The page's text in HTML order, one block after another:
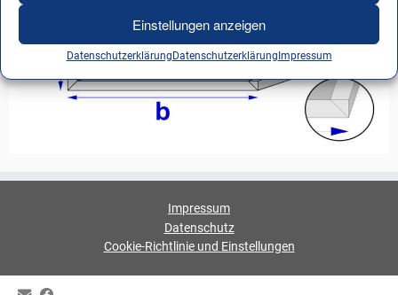
Einstellungen anzeigen
Datenschutzerklärung Datenschutzerklärung Impressum
Impressum
Datenschutz
Cookie-Richtlinie und Einstellungen